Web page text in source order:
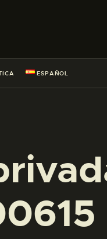
ESPAÑOL